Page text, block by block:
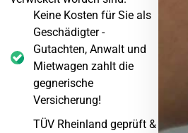
Keine Kosten für Sie als
Geschädigter -
Gutachten, Anwalt und
Mietwagen zahlt die
gegnerische
Versicherung!
TÜV Rheinland geprüft &